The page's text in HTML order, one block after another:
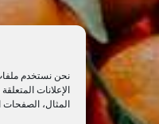
نحن نستخدم
الإعلانات
المثال، الصفحات